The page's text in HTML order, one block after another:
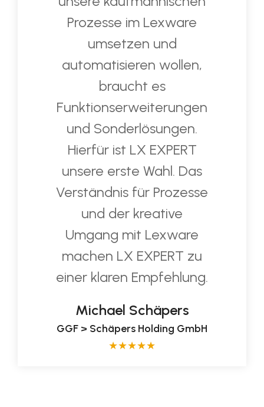
unsere kaufmännischen
Prozesse im Lexware
umsetzen und
automatisieren wollen,
braucht es
Funktionserweiterungen
und Sonderlösungen.
Hierfür ist LX EXPERT
unsere erste Wahl. Das
Verständnis für Prozesse
und der kreative
Umgang mit Lexware
machen LX EXPERT zu
einer klaren Empfehlung.
Michael Schäpers
GGF > Schäpers Holding GmbH